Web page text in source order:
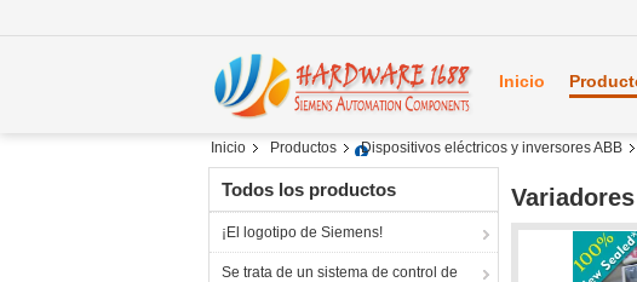
Inicio
Inicio Productos Dispositivos eléctricos y inversores ABB
Todos los productos
¡El logotipo de Siemens!
Se trata de un sistema de control de